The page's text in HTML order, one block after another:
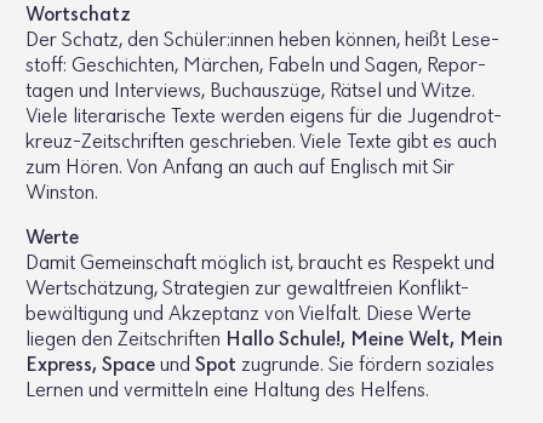
Wort­schatz
Der Schatz, den Schüler:innen heben können, heißt Lese­
stoff: Geschichten, Märchen, Fabeln und Sagen, Repor­
tagen und Inter­views, Buch­aus­züge, Rätsel und Witze.
Viele lite­ra­ri­sche Texte werden eigens für die Jugend­rot­
kreuz-Zeit­schriften geschrieben. Viele Texte gibt es auch
zum Hören. Von Anfang an auch auf Englisch mit Sir
Winston.
Werte
Damit Gemein­schaft möglich ist, braucht es Respekt und
Wert­schät­zung, Stra­te­gien zur gewalt­freien Konflikt­
bewältigung und Akzep­tanz von Viel­falt. Diese Werte
liegen den Zeit­schriften Hallo Schule!, Meine Welt, Mein
Express, Space und Spot zugrunde. Sie fördern soziales
Lernen und vermit­teln eine Haltung des Helfens.